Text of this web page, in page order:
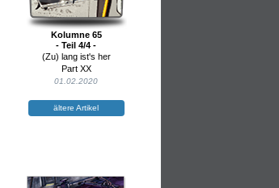
Kolumne 65
- Teil 4/4 -
(Zu) lang ist's her
Part XX
01.02.2020
ältere Artikel